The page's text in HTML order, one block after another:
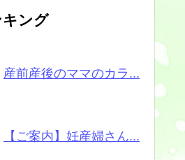
ング
産前産後のママのカラ...
【ご案内】妊産婦さん...